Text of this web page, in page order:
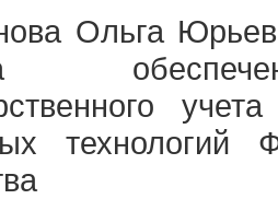
Ольга
технологий